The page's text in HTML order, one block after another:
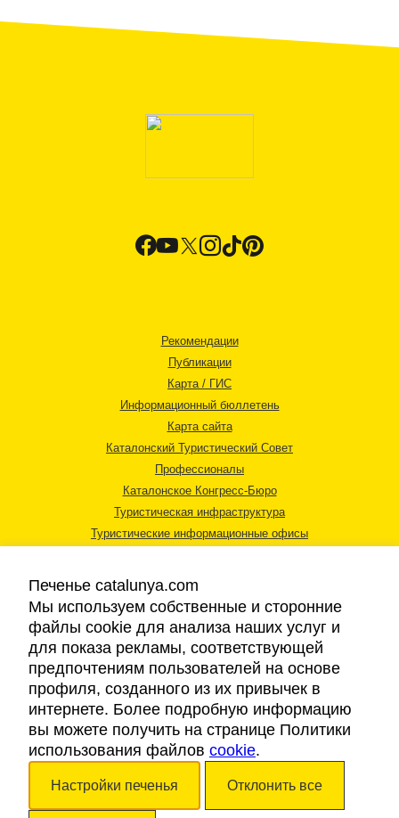
Рекомендации
Публикации
Карта / ГИС
Информационный бюллетень
Карта сайта
Каталонский Туристический Совет
Профессионалы
Каталонское Конгресс-Бюро
Туристическая инфраструктура
Туристические информационные офисы
Правовая информация
Cookies
Доступность
Авторские права © 2026. Каталонский Туристический Совет. Все права
Печенье catalunya.com
Мы используем собственные и сторонние
файлы cookie для анализа наших услуг и
для показа рекламы, соответствующей
предпочтениям пользователей на основе
профиля, созданного из их привычек в
интернете. Более подробную информацию
вы можете получить на странице Политики
использования файлов cookie.
Настройки печенья Отклонить все